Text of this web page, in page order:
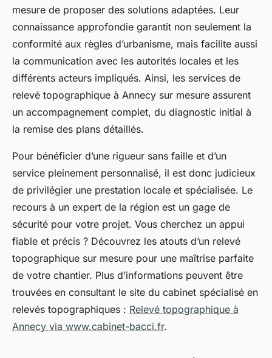
mesure de proposer des solutions adaptées. Leur
connaissance approfondie garantit non seulement la
conformité aux règles d’urbanisme, mais facilite aussi
la communication avec les autorités locales et les
différents acteurs impliqués. Ainsi, les services de
relevé topographique à Annecy sur mesure assurent
un accompagnement complet, du diagnostic initial à
la remise des plans détaillés.
Pour bénéficier d’une rigueur sans faille et d’un
service pleinement personnalisé, il est donc judicieux
de privilégier une prestation locale et spécialisée. Le
recours à un expert de la région est un gage de
sécurité pour votre projet. Vous cherchez un appui
fiable et précis ? Découvrez les atouts d’un relevé
topographique sur mesure pour une maîtrise parfaite
de votre chantier. Plus d’informations peuvent être
trouvées en consultant le site du cabinet spécialisé en
relevés topographiques : Relevé topographique à
Annecy via www.cabinet-bacci.fr.